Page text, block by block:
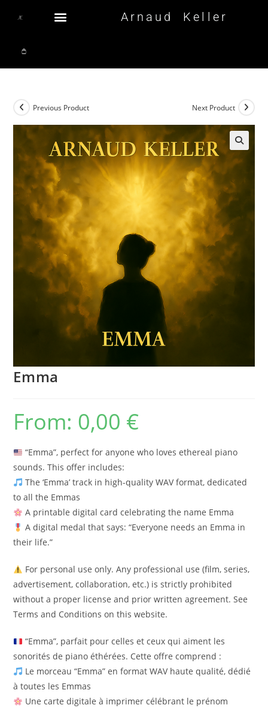
Arnaud Keller
Previous Product Next Product
Emma
From: 0,00 €
“Emma”, perfect for anyone who loves ethereal piano
sounds. This offer includes:
The ‘Emma’ track in high-quality WAV format, dedicated
to all the Emmas
A printable digital card celebrating the name Emma
A digital medal that says: “Everyone needs an Emma in
their life.”
For personal use only. Any professional use (film, series,
advertisement, collaboration, etc.) is strictly prohibited
without a proper license and prior written agreement. See
Terms and Conditions on this website.
“Emma”, parfait pour celles et ceux qui aiment les
sonorités de piano éthérées. Cette offre comprend :
Le morceau “Emma” en format WAV haute qualité, dédié
à toutes les Emmas
Une carte digitale à imprimer célébrant le prénom